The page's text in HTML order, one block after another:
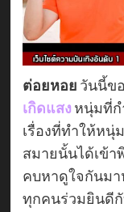
ต่อยหอย วันนี้ข
เกิดแสงหนุ่มที่ก
เรื่องที่ทำให้หนุ่
สมายนั้นได้เข้
คบหาดูใจกันม
ทุกคนร่วมยินดีกั